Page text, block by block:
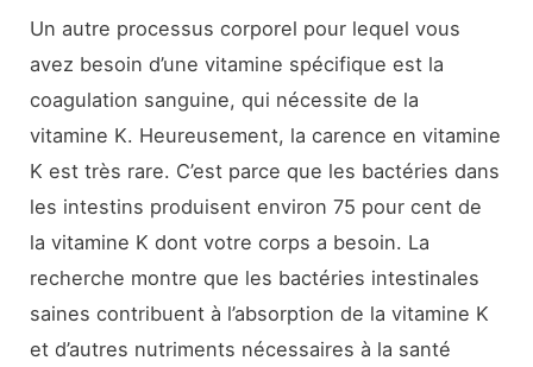
Un autre processus corporel pour lequel vous
avez besoin d’une vitamine spécifique est la
coagulation sanguine, qui nécessite de la
vitamine K. Heureusement, la carence en vitamine
K est très rare. C’est parce que les bactéries dans
les intestins produisent environ 75 pour cent de
la vitamine K dont votre corps a besoin. La
recherche montre que les bactéries intestinales
saines contribuent à l’absorption de la vitamine K
et d’autres nutriments nécessaires à la santé